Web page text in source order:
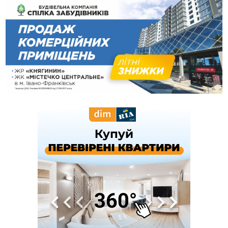
16:25
До +30°C і майже без опадів: синоптики розповіли про
погоду на Прикарпатті у найближчі дні
15:18
У Франківську мотоцикліст врізався в інший двоколісник,
збив жінку й утік: його розшукали та затримали
15:08
Частина школярів не матимуть фізичних підручників на 1
вересня через російські обстріли — МОН
14:43
На Рогатинщині рештки тварин спалювали просто в полі:
поліція розслідує отруєння земель
тендер на 7 мільйонів на благоустрій Німецького озера
У Калуші на озері в міському парку масово загинули
Майстра лісу з Верховинщини оштрафували на 600 тисяч за
переправлення чоловіків до Румунії
На Прикарпатті через негоду сталися аварійні вимкнення
світла
За змову на тендері для Долинської лікарні двох
підприємців оштрафували на 272 тисячі гривень
Яремчанський суд виніс вирок чоловіку, який у Буковелі